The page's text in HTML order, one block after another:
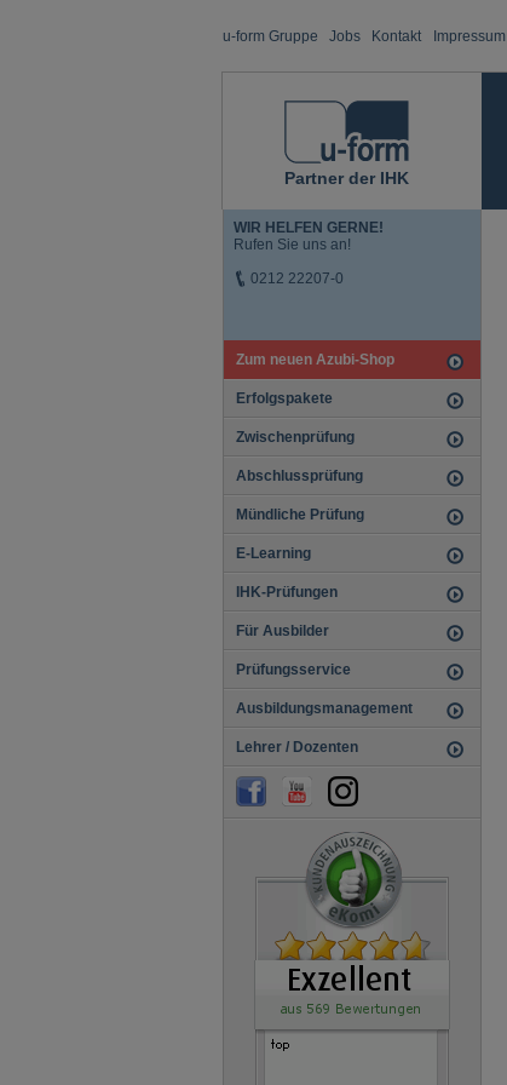
u-form Gruppe Jobs Kontakt Impressum
Partner der IHK
WIR HELFEN GERNE!
Rufen Sie uns an!
0212 22207-0
Zum neuen Azubi-Shop
Erfolgspakete
Zwischenprüfung
Abschlussprüfung
Mündliche Prüfung
E-Learning
IHK-Prüfungen
Für Ausbilder
Prüfungsservice
Ausbildungsmanagement
Lehrer / Dozenten